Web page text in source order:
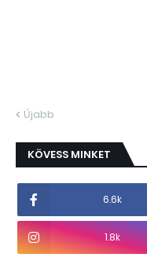
Újabb
KÖVESS MINKET
6.6k
1.8k